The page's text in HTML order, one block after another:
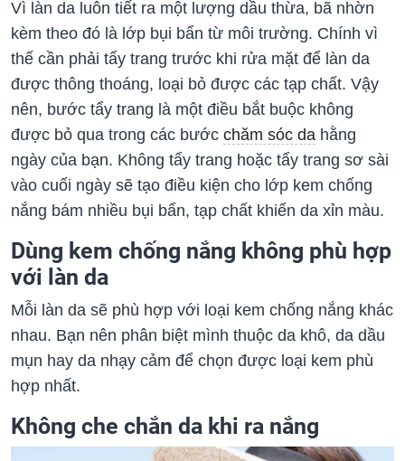
Vì làn da luôn tiết ra một lượng dầu thừa, bã nhờn
kèm theo đó là lớp bụi bẩn từ môi trường. Chính vì
thế cần phải tẩy trang trước khi rửa mặt để làn da
được thông thoáng, loại bỏ được các tạp chất. Vậy
nên, bước tẩy trang là một điều bắt buộc không
được bỏ qua trong các bước chăm sóc da hằng
ngày của bạn. Không tẩy trang hoặc tẩy trang sơ sài
vào cuối ngày sẽ tạo điều kiện cho lớp kem chống
nắng bám nhiều bụi bẩn, tạp chất khiến da xỉn màu.
Dùng kem chống nắng không phù hợp
với làn da
Mỗi làn da sẽ phù hợp với loại kem chống nắng khác
nhau. Bạn nên phân biệt mình thuộc da khô, da dầu
mụn hay da nhạy cảm để chọn được loại kem phù
hợp nhất.
Không che chắn da khi ra nắng